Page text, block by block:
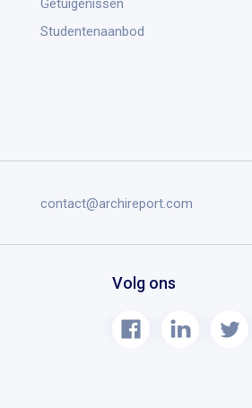
Getuigenissen
Studentenaanbod
contact@archireport.com
Volg ons